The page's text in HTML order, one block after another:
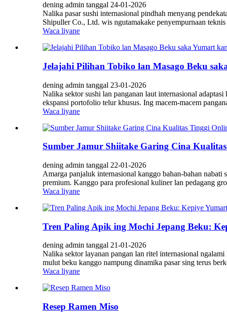
dening admin tanggal 24-01-2026
Nalika pasar sushi internasional pindhah menyang
Shipuller Co., Ltd. wis ngutamakake penyempurnaan
Waca liyane
Jelajahi Pilihan Tobiko lan Masago Beku
dening admin tanggal 23-01-2026
Nalika sektor sushi lan panganan laut internasional
ekspansi portofolio telur khusus. Ing macem-macem
Waca liyane
Sumber Jamur Shiitake Garing Cina
dening admin tanggal 22-01-2026
Amarga panjaluk internasional kanggo bahan-bahan
premium. Kanggo para profesional kuliner lan pedagang
Waca liyane
Tren Paling Apik ing Mochi Jepang Beku:
dening admin tanggal 21-01-2026
Nalika sektor layanan pangan lan ritel internasional
mulut beku kanggo nampung dinamika pasar sing terus
Waca liyane
Resep Ramen Miso